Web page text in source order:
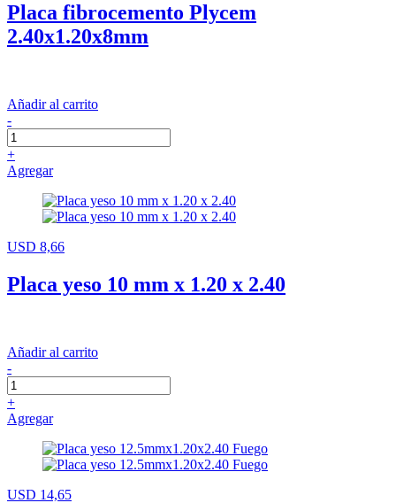
Placa fibrocemento Plycem
2.40x1.20x8mm
Añadir al carrito
-
+
Agregar
USD 8,66
Placa yeso 10 mm x 1.20 x 2.40
Añadir al carrito
-
+
Agregar
USD 14,65